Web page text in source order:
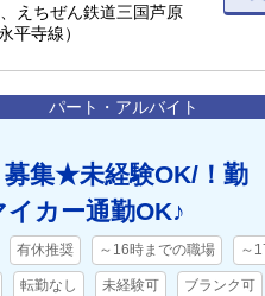
えちぜん鉄道三国芦原
平寺線）
パート・アルバイト
募集★未経験OK/！勤
カー通勤OK♪
有休推奨 ～16時までの職場 ～
転勤なし 未経験可 ブランク可